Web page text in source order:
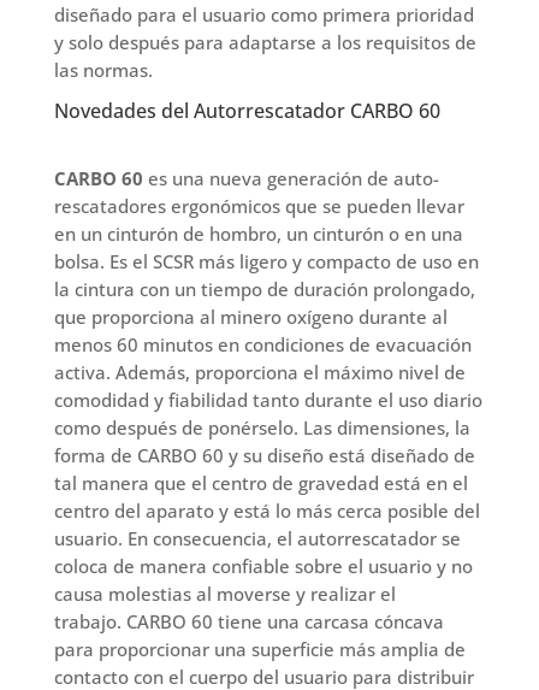
diseñado para el usuario como primera prioridad
y solo después para adaptarse a los requisitos de
las normas.
Novedades del Autorrescatador CARBO 60
CARBO 60 es una nueva generación de auto-
rescatadores ergonómicos que se pueden llevar
en un cinturón de hombro, un cinturón o en una
bolsa. Es el SCSR más ligero y compacto de uso en
la cintura con un tiempo de duración prolongado,
que proporciona al minero oxígeno durante al
menos 60 minutos en condiciones de evacuación
activa. Además, proporciona el máximo nivel de
comodidad y fiabilidad tanto durante el uso diario
como después de ponérselo. Las dimensiones, la
forma de CARBO 60 y su diseño está diseñado de
tal manera que el centro de gravedad está en el
centro del aparato y está lo más cerca posible del
usuario. En consecuencia, el autorrescatador se
coloca de manera confiable sobre el usuario y no
causa molestias al moverse y realizar el
trabajo. CARBO 60 tiene una carcasa cóncava
para proporcionar una superficie más amplia de
contacto con el cuerpo del usuario para distribuir